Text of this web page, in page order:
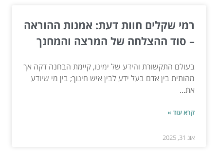
רמי שקלים חוות דעת: אמנות ההוראה
– סוד ההצלחה של המרצה והמחנך
בעולם התקשורת והידע של ימינו, קיימת הבחנה דקה אך
מהותית בין אדם בעל ידע לבין איש חינוך; בין מי שיודע
את...
קרא עוד »
אוג 31, 2025